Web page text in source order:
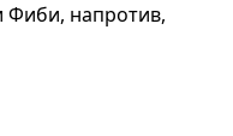
Фиби, напротив,